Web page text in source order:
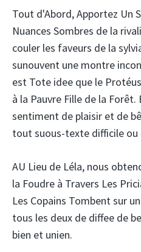
Tout d'Abord, Apportez Un
Nuances Sombres de la
couler les faveurs de la
sunouvent une montre
est Tote idee que le
à la Pauvre Fille de la
sentiment de plaisir et de
tout suous-texte difficile ou
AU Lieu de Léla, nous
la Foudre à Travers Les
Les Copains Tombent sur
tous les deux de diffee de
bien et unien.